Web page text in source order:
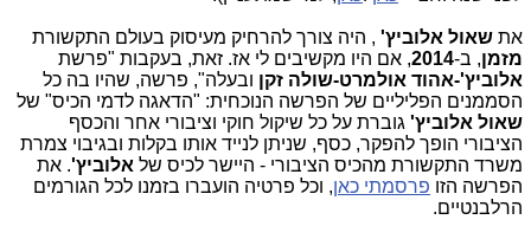
את שאול אלוביץ' , היה צורך להרחיק מעיסוק בעולם התקשורת
מזמן, ב-2014, אם היו מקשיבים לי אז. זאת, בעקבות "פרשת
אלוביץ'-אהוד אולמרט-שולה זקן ובעלה", פרשה, שהיו בה כל
הסממנים הפליליים של הפרשה הנוכחית: "הדאגה לדמי הכיס" של
שאול אלוביץ' גוברת על כל שיקול חוקי וציבורי אחר והכסף
הציבורי הופך להפקר, כסף, שניתן לנייד אותו בקלות ובגיבוי צמרת
משרד התקשורת מהכיס הציבורי - היישר לכיס של אלוביץ'. את
הפרשה הזו פרסמתי כאן, וכל פרטיה הועברו בזמנו לכל הגורמים
הרלבנטיים.